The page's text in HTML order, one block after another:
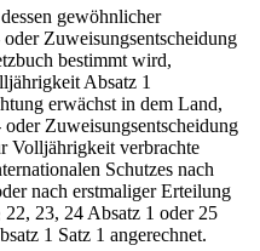
gewöhnlicher
Zuweisungsentscheidung
bestimmt wird,
Absatz 1
erwächst in dem Land,
Zuweisungsentscheidung
Volljährigkeit verbrachte
Schutzes nach
nach erstmaliger Erteilung
23, 24 Absatz 1 oder 25
1 Satz 1 angerechnet.